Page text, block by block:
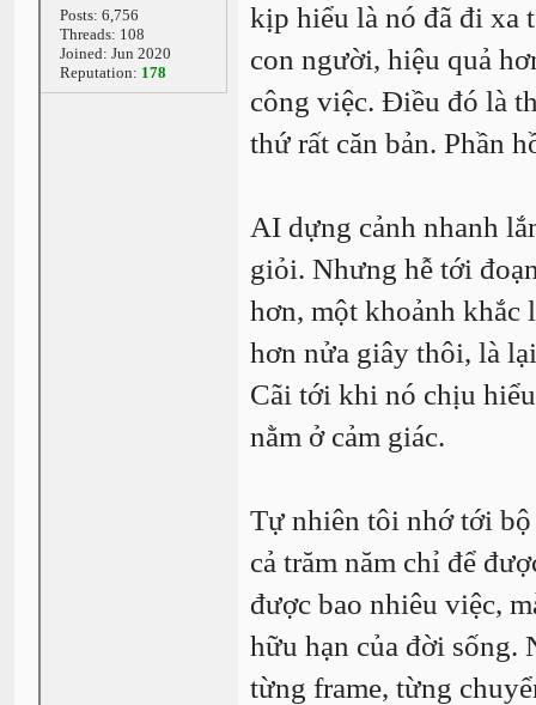
Posts: 6,756
Threads: 108
Joined: Jun 2020
Reputation: 178
kịp hiểu là nó đã đi xa
con người, hiệu quả
công việc. Điều đó là
thứ rất căn bản. Phần
AI dựng cảnh nhanh
giỏi. Nhưng hễ tới
hơn, một khoảnh khắc
hơn nửa giây thôi, là
Cãi tới khi nó chịu
nằm ở cảm giác.
Tự nhiên tôi nhớ tới
cả trăm năm chỉ để
được bao nhiêu việc,
hữu hạn của đời
từng frame, từng